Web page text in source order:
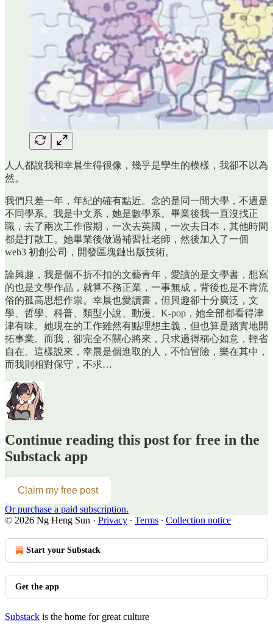
人人都說我和幸晨生得很像，幾乎是孿生的模樣，我卻不以為
然。
我們只差一年，年紀的確有點近。念的是同一間大學，不過是
不同學系。我是中文系，她是數學系。畢業後我一直沒找正
職，去了兩次工作假期，一次去英國，一次去日本，其他時間
都是打散工。她畢業後做過補習社老師，然後加入了一個
web3 初創公司，開發區塊鏈出版技術。
論興趣，我是個不折不扣的文藝青年，愛讀的是文學書，想寫
的也是文學作品，就算不務正業，一事無成，背後也是不肯流
俗的孤高思想作祟。幸晨也愛讀書，但興趣卻十分廣泛，文
學、哲學、科普、類型小說、動漫、K-pop，她全部都看得津
津有味。她現在的工作雖然有點理想主義，但也算是踏實地開
拓事業。而我，卻完全不關心將來，只求過得稱心如意，輕省
自在。這樣說來，幸晨是個進取的人，不怕冒險，樂在其中，
而我則相對保守，不求…
Continue reading this post for free in the
Substack app
Claim my free post
Or purchase a paid subscription.
© 2026 Ng Heng Sun · Privacy ∙ Terms ∙ Collection notice
Start your Substack
Get the app
Substack is the home for great culture